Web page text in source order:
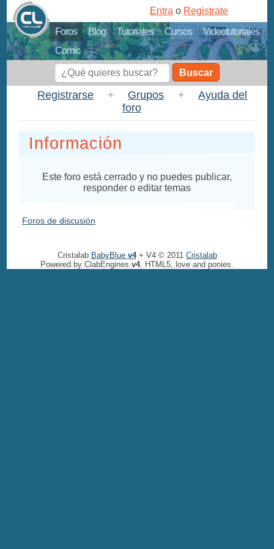
Foros Blog Tutoriales Cursos
Videotutoriales
Comic
Entra o Registrate
Buscar
Registrarse + Grupos +
Ayuda del
foro
Información
Este foro está cerrado y no puedes publicar,
responder o editar temas
Foros de discusión
Cristalab BabyBlue v4+ V4 © 2011 Cristalab
Powered by ClabEngines v4, HTML5, love and ponies.